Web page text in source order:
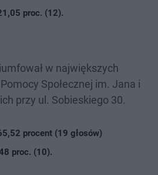
proc. (12).
w największych
Społecznej im. Jana i
przy ul. Sobieskiego 30.
procent (19 głosów)
proc. (10).